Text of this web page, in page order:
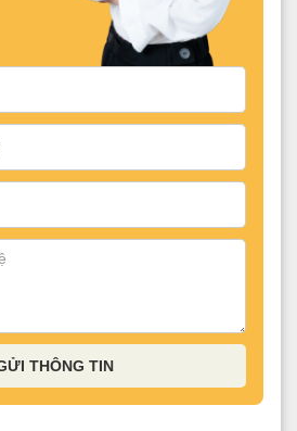
THÔNG TIN